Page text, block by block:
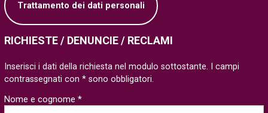
Trattamento dei dati personali
RICHIESTE / DENUNCIE / RECLAMI
Inserisci i dati della richiesta nel modulo sottostante. I campi
contrassegnati con * sono obbligatori.
Nome e cognome *